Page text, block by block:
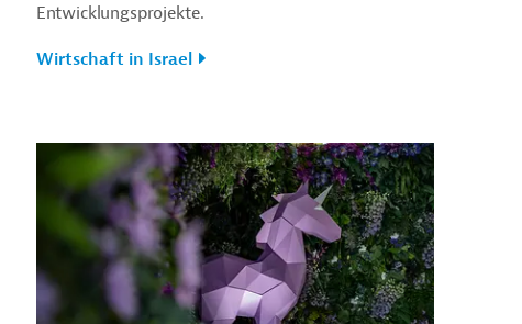
Entwicklungsprojekte.
Wirtschaft in Israel